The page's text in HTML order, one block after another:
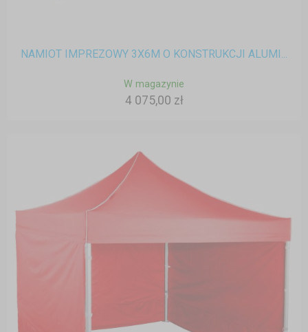
NAMIOT IMPREZOWY 3X6M O KONSTRUKCJI ALUMI...
W magazynie
4 075,00 zł